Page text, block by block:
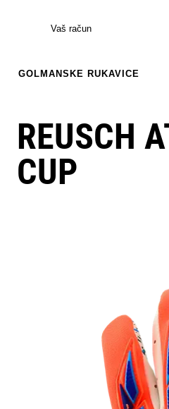
Vaš račun
GOLMANSKE RUKAVICE
REUSCH
CUP